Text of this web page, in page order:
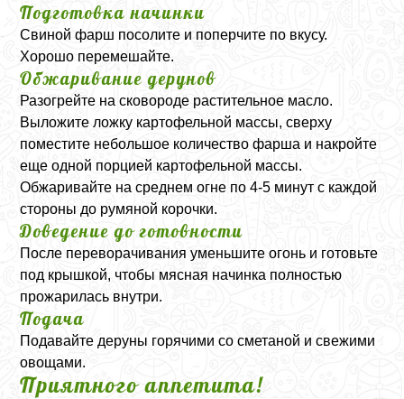
Подготовка начинки
Свиной фарш посолите и поперчите по вкусу.
Хорошо перемешайте.
Обжаривание дерунов
Разогрейте на сковороде растительное масло.
Выложите ложку картофельной массы, сверху
поместите небольшое количество фарша и накройте
еще одной порцией картофельной массы.
Обжаривайте на среднем огне по 4-5 минут с каждой
стороны до румяной корочки.
Доведение до готовности
После переворачивания уменьшите огонь и готовьте
под крышкой, чтобы мясная начинка полностью
прожарилась внутри.
Подача
Подавайте деруны горячими со сметаной и свежими
овощами.
Приятного аппетита!